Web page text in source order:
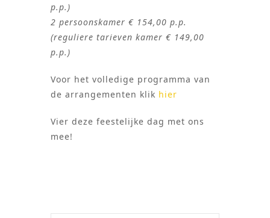
p.p.)
2 persoonskamer € 154,00 p.p.
(reguliere tarieven kamer € 149,00
p.p.)
Voor het volledige programma van
de arrangementen klik hier
Vier deze feestelijke dag met ons
mee!